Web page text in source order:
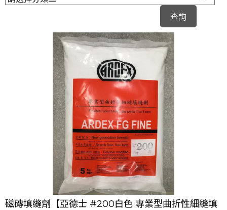
停車
捷運： 中和線【頂溪站 2 號出口】往中山路1段139
號約10分鐘
原Line已滿 無法加Line好友 請親愛的客戶加入
LINE官方帳號@a0975005573
磁磚填縫劑【亞德士 #200白色 專業型曲折性細縫填